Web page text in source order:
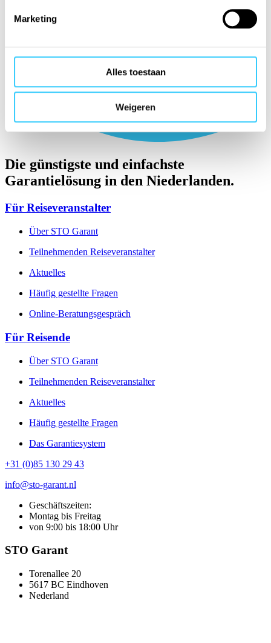
Marketing
Alles toestaan
Weigeren
Die günstigste und einfachste
Garantielösung in den Niederlanden.
Für Reiseveranstalter
Über STO Garant
Teilnehmenden Reiseveranstalter
Aktuelles
Häufig gestellte Fragen
Online-Beratungsgespräch
Für Reisende
Über STO Garant
Teilnehmenden Reiseveranstalter
Aktuelles
Häufig gestellte Fragen
Das Garantiesystem
+31 (0)85 130 29 43
info@sto-garant.nl
Geschäftszeiten:
Montag bis Freitag
von 9:00 bis 18:00 Uhr
STO Garant
Torenallee 20
5617 BC Eindhoven
Nederland